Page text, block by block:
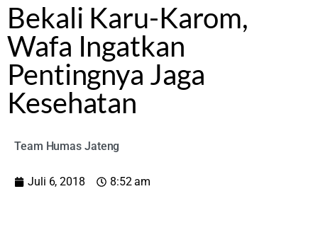
Bekali Karu-Karom,
Wafa Ingatkan
Pentingnya Jaga
Kesehatan
Team Humas Jateng
Juli 6, 2018 8:52 am